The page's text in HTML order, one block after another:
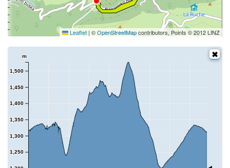
Leaflet | ©OpenStreetMapcontributors, Points © 2012 LINZ
1,250
1,300
1,350
1,400
1,450
1,500
m